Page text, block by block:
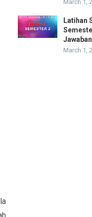
March 1,
Latihan
March 1,